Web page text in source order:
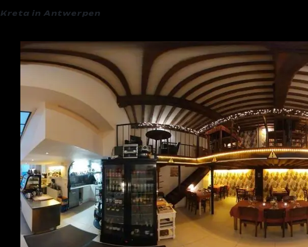
Kreta in Antwerpen